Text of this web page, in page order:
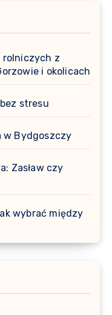
rolniczych z
i okolicach
stresu
w Bydgoszczy
Zasław czy
wybrać między